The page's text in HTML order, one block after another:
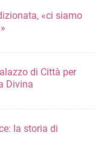
«ci siamo
di Città per
Divina
la storia di